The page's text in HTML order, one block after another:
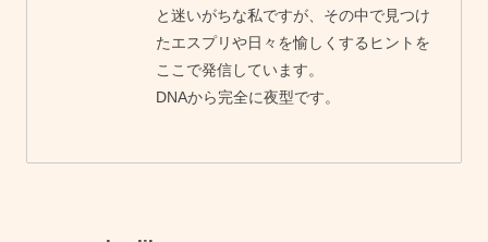
と迷いがちな私ですが、その中で見つけ
たエスプリや日々を愉しくするヒントを
ここで発信しています。
DNAから完全に夜型です。